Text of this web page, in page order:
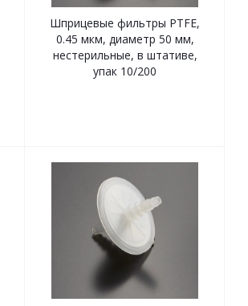
Шприцевые фильтры PTFE,
0.45 мкм, диаметр 50 мм,
нестерильные, в штативе,
упак 10/200